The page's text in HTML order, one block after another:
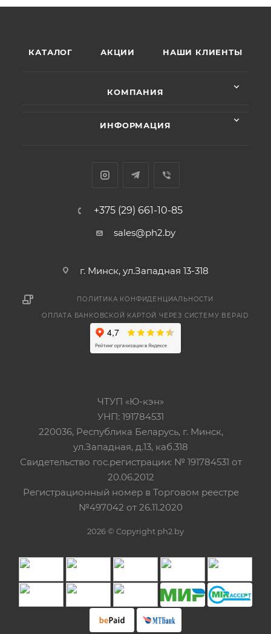
КАТАЛОГ АКЦИИ НАШИ КЛИЕНТЫ
КОМПАНИЯ
ИНФОРМАЦИЯ
+375 (29) 661-10-85
sales@ph2.by
г. Минск, ул.Западная 13-318
ПОЛИТИКА КОНФИДЕНЦИАЛЬНОСТИ
ОПЛАТА БАНКОВСКОЙ КАРТОЙ ЧЕРЕЗ СИСТЕМУ BEPAID
ЧТУП «Ю-кэн»
УНП: 191784531
220036, Республика Беларусь, г. Минск,
ул.Западная, д.13, каб.318
Свидетельство гос.регистрации: № 191784531 от
20.06.2012
Регистрационный номер в Торговом реестре
№497042 от 26.11.2020
2026 © Copyright ph2.by